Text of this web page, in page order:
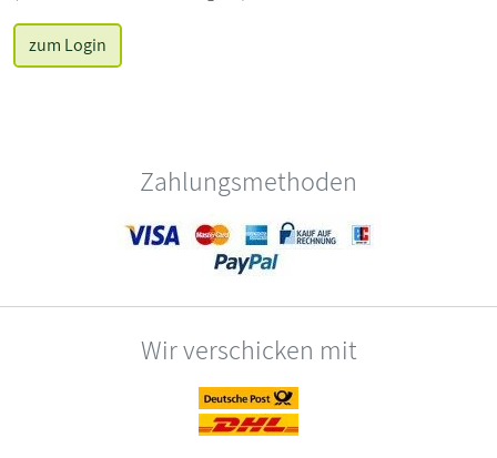
zum Login
Zahlungsmethoden
Wir verschicken mit